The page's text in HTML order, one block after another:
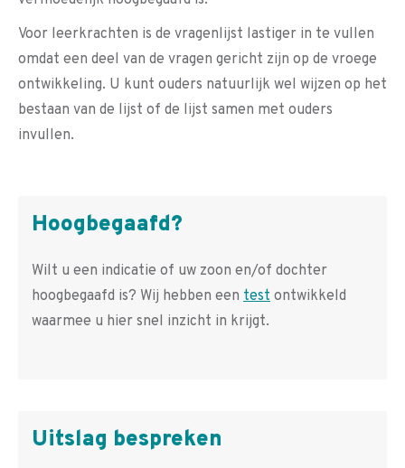
Voor leerkrachten is de vragenlijst lastiger in te vullen
omdat een deel van de vragen gericht zijn op de vroege
ontwikkeling. U kunt ouders natuurlijk wel wijzen op het
bestaan van de lijst of de lijst samen met ouders
invullen.
Hoogbegaafd?
Wilt u een indicatie of uw zoon en/of dochter
hoogbegaafd is? Wij hebben een test ontwikkeld
waarmee u hier snel inzicht in krijgt.
Uitslag bespreken